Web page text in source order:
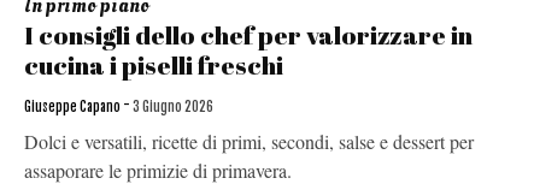
I consigli dello chef per valorizzare in
cucina i piselli freschi
Giuseppe Capano - 3 Giugno 2026
Dolci e versatili, ricette di primi, secondi, salse e dessert per
assaporare le primizie di primavera.